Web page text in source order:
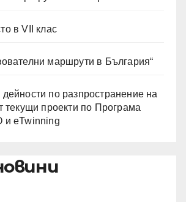
в VII клас
маршрути в България“
по разпространение на
текущи проекти по Програма
eTwinning